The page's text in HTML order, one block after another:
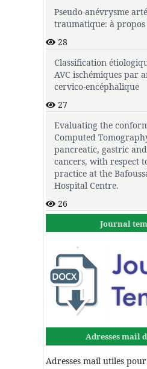
Pseudo-anévrysme
traumatique: à propos
28
Classification
AVC ischémiques par
cervico-encéphalique
27
Evaluating the
Computed
pancreatic, gastric
cancers, with respect
practice at the
Hospital Centre.
26
Journal
Adresses mail
Adresses mail utiles